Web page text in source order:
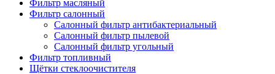
Фильтр масляный
Фильтр салонный
Салонный фильтр антибактериальный
Салонный фильтр пылевой
Салонный фильтр угольный
Фильтр топливный
Щётки стеклоочистителя